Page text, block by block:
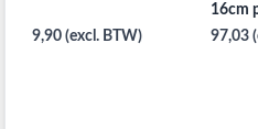
9,90 (excl. BTW)
16cm
97,03